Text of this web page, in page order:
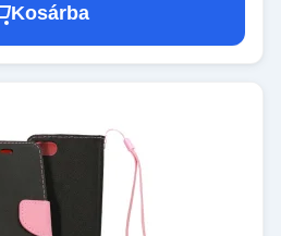
Kosárba